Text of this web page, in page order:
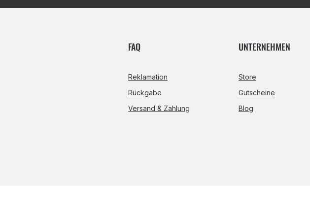
FAQ
Reklamation
Rückgabe
Versand & Zahlung
UNTERNEHMEN
Store
Gutscheine
Blog